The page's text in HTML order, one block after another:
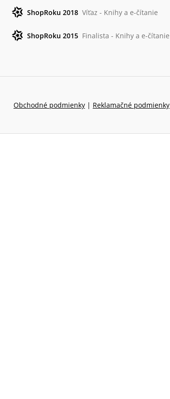
ShopRoku 2018 Víťaz - Knihy a e-čítanie
ShopRoku 2015 Finalista - Knihy a e-čítanie
Obchodné podmienky | Reklamačné podmienky